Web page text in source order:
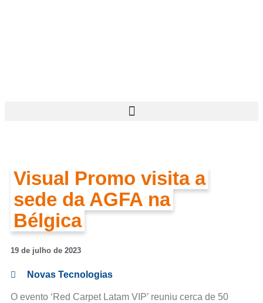
Visual Promo visita a
sede da AGFA na
Bélgica
19 de julho de 2023
Novas Tecnologias
O evento ‘Red Carpet Latam VIP’ reuniu cerca de 50